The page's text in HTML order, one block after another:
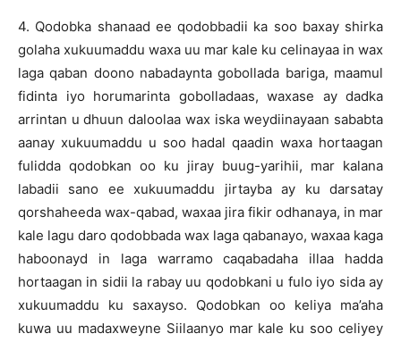
4. Qodobka shanaad ee qodobbadii ka soo baxay shirka
golaha xukuumaddu waxa uu mar kale ku celinayaa in wax
laga qaban doono nabadaynta gobollada bariga, maamul
fidinta iyo horumarinta gobolladaas, waxase ay dadka
arrintan u dhuun daloolaa wax iska weydiinayaan sababta
aanay xukuumaddu u soo hadal qaadin waxa hortaagan
fulidda qodobkan oo ku jiray buug-yarihii, mar kalana
labadii sano ee xukuumaddu jirtayba ay ku darsatay
qorshaheeda wax-qabad, waxaa jira fikir odhanaya, in mar
kale lagu daro qodobbada wax laga qabanayo, waxaa kaga
haboonayd in laga warramo caqabadaha illaa hadda
hortaagan in sidii la rabay uu qodobkani u fulo iyo sida ay
xukuumaddu ku saxayso. Qodobkan oo keliya ma’aha
kuwa uu madaxweyne Siilaanyo mar kale ku soo celiyey